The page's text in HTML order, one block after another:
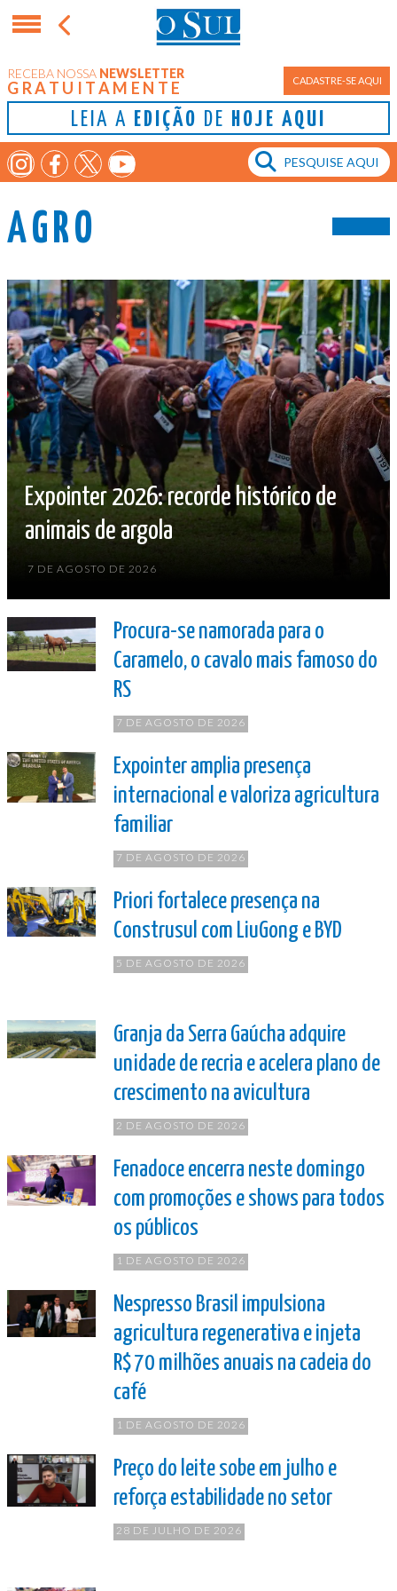
RECEBA NOSSA NEWSLETTER
GRATUITAMENTE CADASTRE-SE AQUI
LEIA A EDIÇÃO DE HOJE AQUI
AGRO
Expointer 2026: recorde histórico de
animais de argola
7 DE AGOSTO DE 2026
Procura-se namorada para o
Caramelo, o cavalo mais famoso do
RS
7 DE AGOSTO DE 2026
Expointer amplia presença
internacional e valoriza agricultura
familiar
7 DE AGOSTO DE 2026
Priori fortalece presença na
Construsul com LiuGong e BYD
5 DE AGOSTO DE 2026
Granja da Serra Gaúcha adquire
unidade de recria e acelera plano de
crescimento na avicultura
2 DE AGOSTO DE 2026
Fenadoce encerra neste domingo
com promoções e shows para todos
os públicos
1 DE AGOSTO DE 2026
Nespresso Brasil impulsiona
agricultura regenerativa e injeta
R$ 70 milhões anuais na cadeia do
café
1 DE AGOSTO DE 2026
Preço do leite sobe em julho e
reforça estabilidade no setor
28 DE JULHO DE 2026